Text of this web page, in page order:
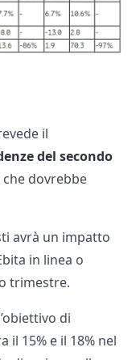
il
del secondo
dovrebbe
avrà un impatto
in linea o
trimestre.
di
15% e il 18% nel